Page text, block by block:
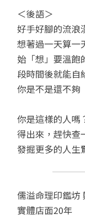
＜後語＞
好手好腳的流浪
想著過一天算一
始「想」要溫飽
段時間後就能自
你是不是還不夠
你是這樣的人嗎
得出來，趕快查
發掘更多的人生
儒溢命理印鑑坊
實體店面20年